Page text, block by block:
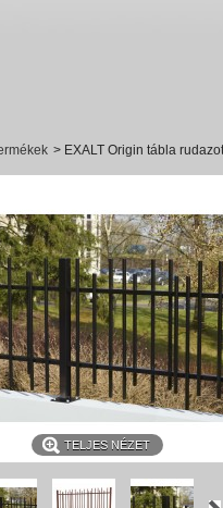
> EXALT Origin tábla
TELJES NÉZET